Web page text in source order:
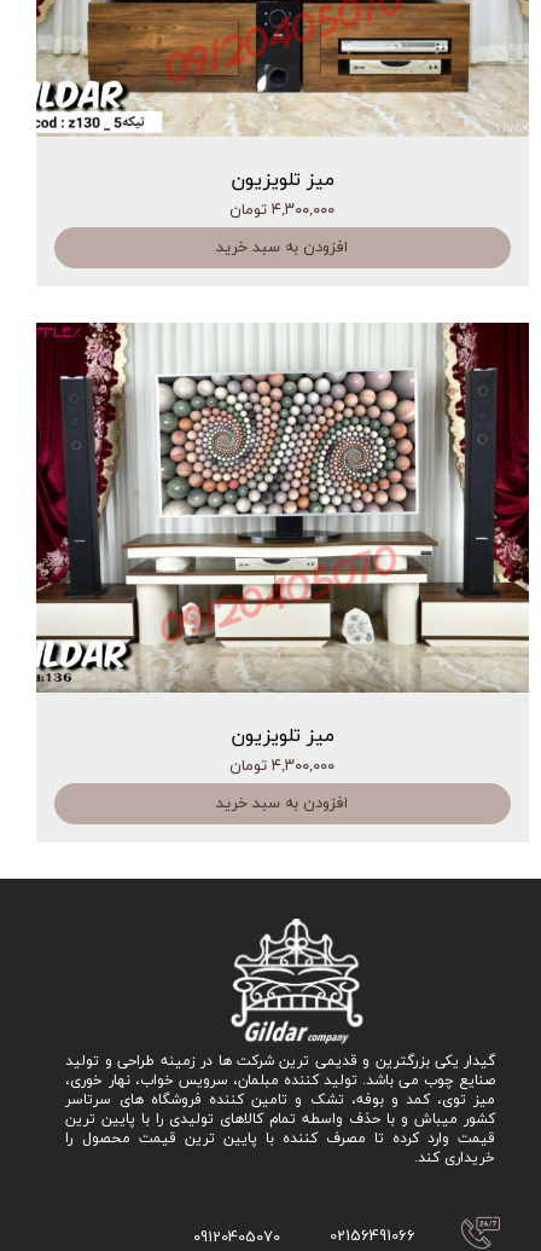
میز تلویزیون
۴,۳۰۰,۰۰۰ تومان
افزودن به سبد خرید
میز تلویزیون
۴,۳۰۰,۰۰۰ تومان
افزودن به سبد خرید
گیدار یکی بزرگترین و قدیمی ترین شرکت ها در زمینه طراحی و تولید
صنایع چوب می باشد. تولید کننده مبلمان، سرویس خواب، نهار خوری،
میز توی، کمد و بوفه، تشک و تامین کننده فروشگاه های سرتاسر
کشور میباش و با حذف واسطه تمام کالاهای تولیدی را با پایین ترین
قیمت وارد کرده تا مصرف کننده با پایین ترین قیمت محصول را
خریداری کند.
02156491066
09120405070